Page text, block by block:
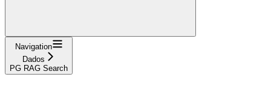
Navigation
Dados
PG RAG Search